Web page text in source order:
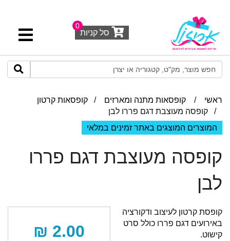
סל קניות
0
ראשי / קופסאות מתנה ומארזים / קופסאות קרטון
/ קופסה מעוצבת דגם פררו לבן
המוצרים המוצגים באתר זמינים במלאי
קופסה מעוצבת דגם פררו
לבן
2.00 ₪
קופסת קרטון לעיצוב ודקורציה
באירועים דגם פררו כולל סרט
קישוט.